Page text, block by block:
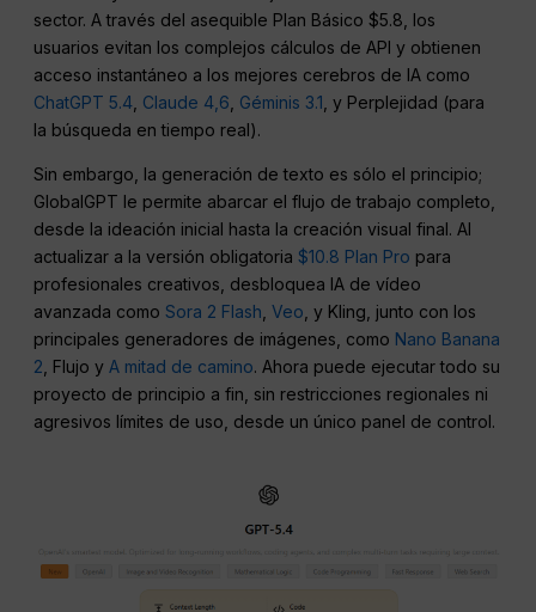
sector. A través del asequible Plan Básico $5.8, los
usuarios evitan los complejos cálculos de API y obtienen
acceso instantáneo a los mejores cerebros de IA como
ChatGPT 5.4 Claude 4,6 Géminis 3.1 , y Perplejidad (para
la búsqueda en tiempo real).
Sin embargo, la generación de texto es sólo el principio;
GlobalGPT le permite abarcar el flujo de trabajo completo,
desde la ideación inicial hasta la creación visual final. Al
actualizar a la versión obligatoria$10.8 Plan Pro para
profesionales creativos, desbloquea IA de vídeo
avanzada comoSora 2 Flash ,Veo , y Kling, junto con los
principales generadores de imágenes, como Nano Banana
2 , Flujo yA mitad de camino. Ahora puede ejecutar todo su
proyecto de principio a fin, sin restricciones regionales ni
agresivos límites de uso, desde un único panel de control.